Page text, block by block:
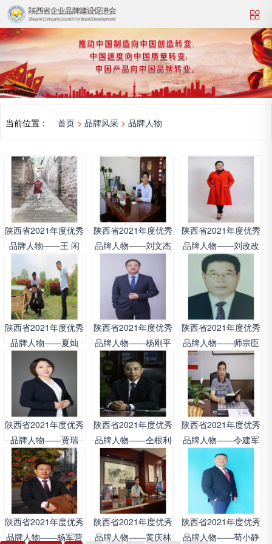
当前位置： 首页 > 品牌风采 > 品牌人物
陕西省2021年度优秀
品牌人物——王 闲
陕西省2021年度优秀
品牌人物——刘文杰
陕西省2021年度优秀
品牌人物——刘改改
陕西省2021年度优秀
品牌人物——夏灿
陕西省2021年度优秀
品牌人物——杨刚平
陕西省2021年度优秀
品牌人物——师宗臣
陕西省2021年度优秀
品牌人物——贾瑞
陕西省2021年度优秀
品牌人物——仝根利
陕西省2021年度优秀
品牌人物——令建军
陕西省2021年度优秀
品牌人物——杨军营
陕西省2021年度优秀
品牌人物——黄庆林
陕西省2021年度优秀
品牌人物——苟小静